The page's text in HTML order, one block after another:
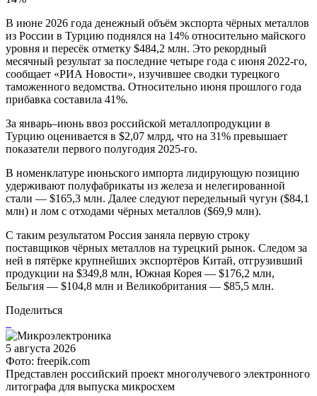
В июне 2026 года денежный объём экспорта чёрных металлов
из России в Турцию поднялся на 14% относительно майского
уровня и пересёк отметку $484,2 млн. Это рекордный
месячный результат за последние четыре года с июня 2022-го,
сообщает «РИА Новости», изучившее сводки турецкого
таможенного ведомства. Относительно июня прошлого года
прибавка составила 41%.
За январь–июнь ввоз российской металлопродукции в
Турцию оценивается в $2,07 млрд, что на 31% превышает
показатели первого полугодия 2025-го.
В номенклатуре июньского импорта лидирующую позицию
удерживают полуфабрикаты из железа и нелегированной
стали — $165,3 млн. Далее следуют передельный чугун ($84,1
млн) и лом с отходами чёрных металлов ($69,9 млн).
С таким результатом Россия заняла первую строку
поставщиков чёрных металлов на турецкий рынок. Следом за
ней в пятёрке крупнейших экспортёров Китай, отгрузивший
продукции на $349,8 млн, Южная Корея — $176,2 млн,
Бельгия — $104,8 млн и Великобритания — $85,5 млн.
Поделиться
5 августа 2026
Фото: freepik.com
Представлен российский проект многолучевого электронного
литографа для выпуска микросхем